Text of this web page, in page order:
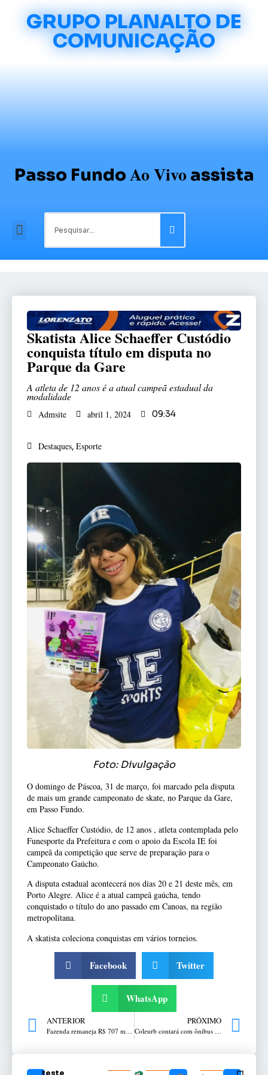
GRUPO PLANALTO DE
COMUNICAÇÃO
Passo Fundo Ao Vivo assista
Skatista Alice Schaeffer Custódio
conquista título em disputa no
Parque da Gare
A atleta de 12 anos é a atual campeã estadual da
modalidade
Admsite abril 1, 2024 09:34
Destaques, Esporte
Foto: Divulgação
O domingo de Páscoa, 31 de março, foi marcado pela disputa
de mais um grande campeonato de skate, no Parque da Gare,
em Passo Fundo.
Alice Schaeffer Custódio, de 12 anos , atleta contemplada pelo
Funesporte da Prefeitura e com o apoio da Escola IE foi
campeã da competição que serve de preparação para o
Campeonato Gaúcho.
A disputa estadual acontecerá nos dias 20 e 21 deste mês, em
Porto Alegre. Alice é a atual campeã gaúcha, tendo
conquistado o título do ano passado em Canoas, na região
metropolitana.
A skatista coleciona conquistas em vários torneios.
Facebook Twitter
WhatsApp
ANTERIOR
Fazenda remaneja R$ 707 mi em crédito para ajudar produtores de leite
PRÓXIMO
Coleurb contará com ônibus para jogo do Sport Clube Gaúcho
teste